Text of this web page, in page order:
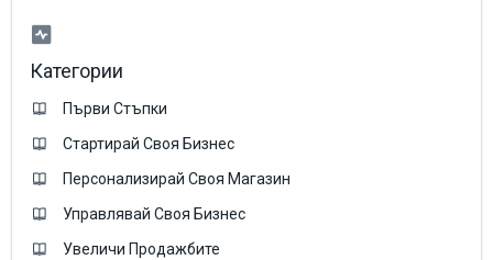
Категории
Първи Стъпки
Стартирай Своя Бизнес
Персонализирай Своя Магазин
Управлявай Своя Бизнес
Увеличи Продажбите